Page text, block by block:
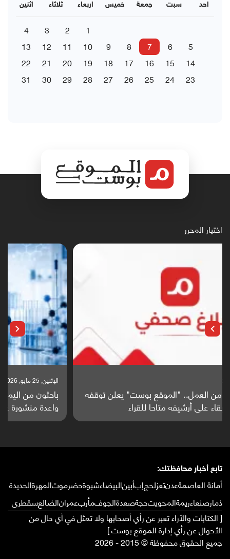
اثنين ثلاثاء اربعاء خميس جمعة سبت احد
1
2
3
4
5
6
7
8
9
10
11
12
13
14
15
16
17
18
19
20
21
22
23
24
25
26
27
28
29
30
31
اختيار المحرر
باحثون من اليمن يدخلون سباق أبحاث ألزهايمر بدراسة
واعدة منشورة عالميا (ترجمة)
تابع أخبار محافظتك:
أمانة العاصمةعدنتعزلحجإبأبينالبيضاءشبوةحضرموتالمهرةالحديدة
ذمارصنعاءريمةالمحويتحجةصعدةالجوفمأربعمرانالضالعسقطرى
[ الكتابات والآراء تعبر عن رأي أصحابها ولا تمثل في أي حال من
الأحوال عن رأي إدارة الموقع بوست ]
جميع الحقوق محفوظة © 2015 - 2026